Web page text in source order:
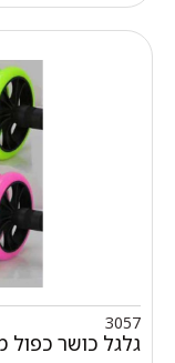
3057
גלגל כושר כפול